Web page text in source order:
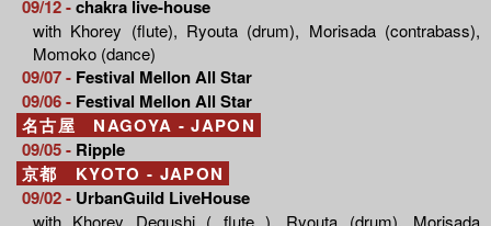
09/12 -chakra live-house
with Khorey (flute), Ryouta (drum), Morisada (contrabass),
Momoko (dance)
09/07 - Festival Mellon All Star
09/06 - Festival Mellon All Star
名古屋 NAGOYA - JAPON
09/05 - Ripple
京都 KYOTO - JAPON
09/02 - UrbanGuild LiveHouse
with Khorey Degushi ( flute ), Ryouta (drum), Morisada